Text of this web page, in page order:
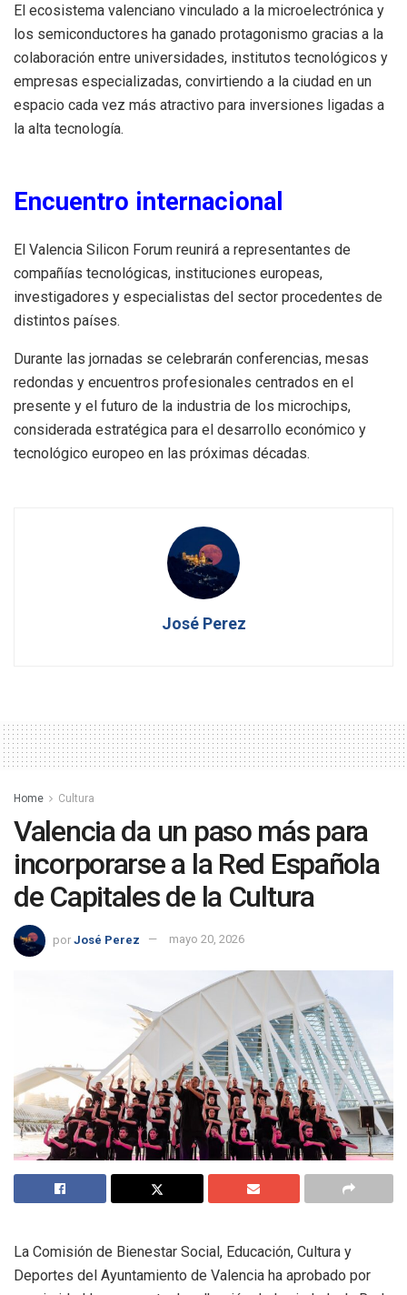
El ecosistema valenciano vinculado a la microelectrónica y
los semiconductores ha ganado protagonismo gracias a la
colaboración entre universidades, institutos tecnológicos y
empresas especializadas, convirtiendo a la ciudad en un
espacio cada vez más atractivo para inversiones ligadas a
la alta tecnología.
Encuentro internacional
El Valencia Silicon Forum reunirá a representantes de
compañías tecnológicas, instituciones europeas,
investigadores y especialistas del sector procedentes de
distintos países.
Durante las jornadas se celebrarán conferencias, mesas
redondas y encuentros profesionales centrados en el
presente y el futuro de la industria de los microchips,
considerada estratégica para el desarrollo económico y
tecnológico europeo en las próximas décadas.
José Perez
Home Cultura
Valencia da un paso más para
incorporarse a la Red Española
de Capitales de la Cultura
por José Perez mayo 20, 2026
La Comisión de Bienestar Social, Educación, Cultura y
Deportes del Ayuntamiento de Valencia ha aprobado por